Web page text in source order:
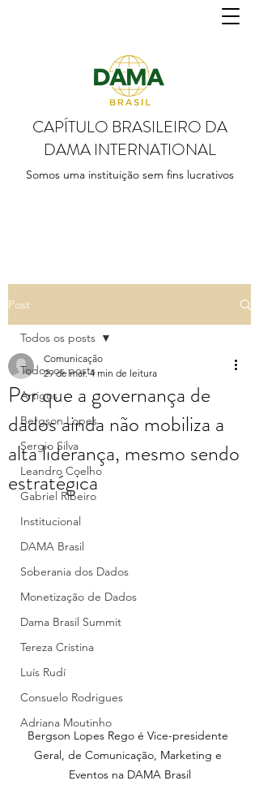
CAPÍTULO BRASILEIRO DA
DAMA INTERNATIONAL
Somos uma instituição sem fins lucrativos
Post
Todos os posts
Artigos
Bergson Lopes
Sergio Silva
Leandro Coelho
Gabriel Ribeiro
Institucional
DAMA Brasil
Soberania dos Dados
Monetização de Dados
Dama Brasil Summit
Tereza Cristina
Luís Rudí
Consuelo Rodrigues
Adriana Moutinho
Todos os posts
Por que a governança de
dados ainda não mobiliza a
alta liderança, mesmo sendo
estratégica
Comunicação
29 de mar. 4 min de leitura
Bergson Lopes Rego é Vice-presidente
Geral, de Comunicação, Marketing e
Eventos na DAMA Brasil